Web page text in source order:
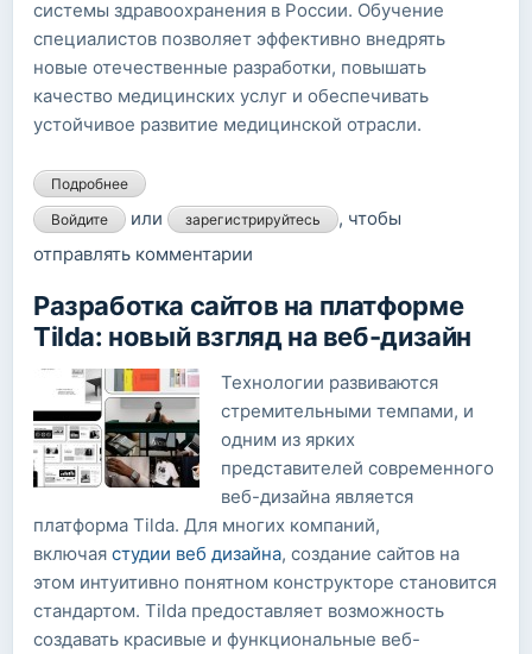
системы здравоохранения в России. Обучение
специалистов позволяет эффективно внедрять
новые отечественные разработки, повышать
качество медицинских услуг и обеспечивать
устойчивое развитие медицинской отрасли.
Подробнее о Образование и повышение квалификации
медицинских работников: роль обучения в переходе на
новые отечественные технологии
Войдите или зарегистрируйтесь
, чтобы
отправлять комментарии
Разработка сайтов на платформе
Tilda: новый взгляд на веб-дизайн
Технологии развиваются
стремительными темпами, и
одним из ярких
представителей современного
веб-дизайна является
платформа Tilda. Для многих компаний,
включая студии веб дизайна, создание сайтов на
этом интуитивно понятном конструкторе становится
стандартом. Tilda предоставляет возможность
создавать красивые и функциональные веб-